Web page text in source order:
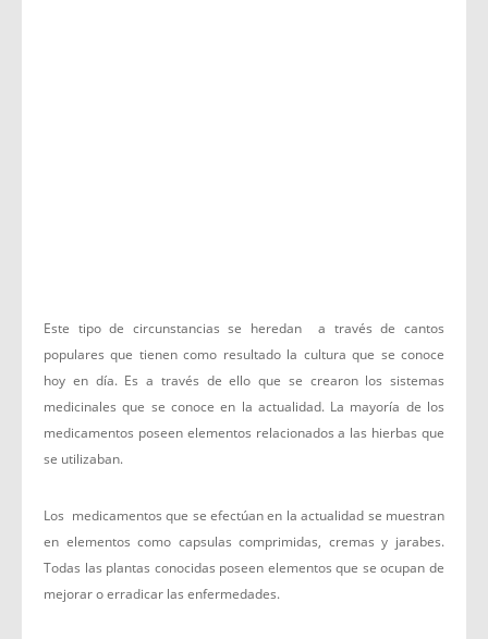
Este tipo de circunstancias se heredan a través de cantos
populares que tienen como resultado la cultura que se conoce
hoy en día. Es a través de ello que se crearon los sistemas
medicinales que se conoce en la actualidad. La mayoría de los
medicamentos poseen elementos relacionados a las hierbas que
se utilizaban.
Los medicamentos que se efectúan en la actualidad se muestran
en elementos como capsulas comprimidas, cremas y jarabes.
Todas las plantas conocidas poseen elementos que se ocupan de
mejorar o erradicar las enfermedades.